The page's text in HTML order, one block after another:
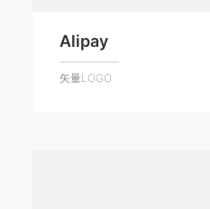
Alipay
矢量LOGO